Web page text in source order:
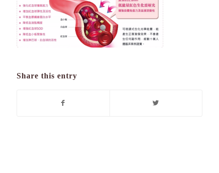
Share this entry